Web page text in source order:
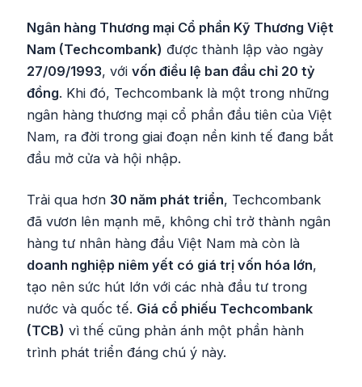
Ngân hàng Thương mại Cổ phần Kỹ Thương Việt
Nam (Techcombank) được thành lập vào ngày
27/09/1993, vớivốn điều lệ ban đầu chỉ 20 tỷ
đồng. Khi đó, Techcombank là một trong những
ngân hàng thương mại cổ phần đầu tiên của Việt
Nam, ra đời trong giai đoạn nền kinh tế đang bắt
đầu mở cửa và hội nhập.
Trải qua hơn 30 năm phát triển, Techcombank
đã vươn lên mạnh mẽ, không chỉ trở thành ngân
hàng tư nhân hàng đầu Việt Nam mà còn là
doanh nghiệp niêm yết có giá trị vốn hóa lớn,
tạo nên sức hút lớn với các nhà đầu tư trong
nước và quốc tế. Giá cổ phiếu Techcombank
(TCB) vì thế cũng phản ánh một phần hành
trình phát triển đáng chú ý này.